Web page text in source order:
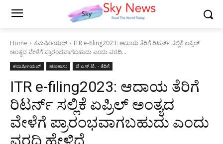
Home ಕಮರ್ಷೀಯಲ್
ITR e-filing2023: ಆದಾಯ ತೆರಿಗೆ ರಿಟರ್ನ್ ಸಲ್ಲಿಕೆ ಏಪ್ರಿಲ್
ಅಂತ್ಯದ ವೇಳೆಗೆ ಪ್ರಾರಂಭವಾಗಬಹುದು ಎಂದು ವರದಿ...
ಕಮರ್ಷೀಯಲ್ ಹಣಕಾಸು ಜಿ.ಎಸ್.ಟಿ. - ತೆರಿಗೆ
ITR e-filing2023: ಆದಾಯ ತೆರಿಗೆ
ರಿಟರ್ನ್ ಸಲ್ಲಿಕೆ ಏಪ್ರಿಲ್ ಅಂತ್ಯದ
ವೇಳೆಗೆ ಪ್ರಾರಂಭವಾಗಬಹುದು ಎಂದು
ವರದಿ ಹೇಳಿದೆ